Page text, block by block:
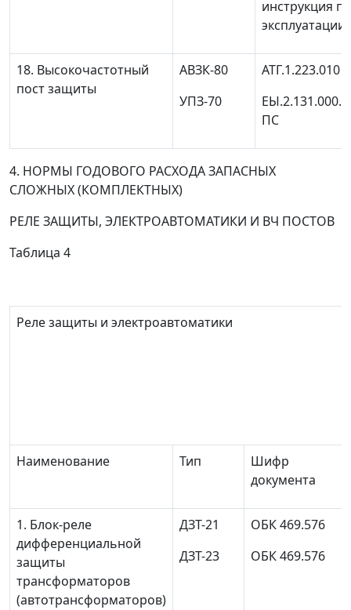
инструкция по
эксплуатации
18. Высокочастотный
пост защиты
АВЗК-80
УПЗ-70
АТГ.1.223.010
ПС
4. НОРМЫ ГОДОВОГО РАСХОДА ЗАПАСНЫХ
СЛОЖНЫХ (КОМПЛЕКТНЫХ)
РЕЛЕ ЗАЩИТЫ, ЭЛЕКТРОАВТОМАТИКИ И ВЧ ПОСТОВ
Таблица 4
Реле защиты и электроавтоматики
Наименование Тип
Шифр
документа
1. Блок-реле
дифференциальной
защиты
трансформаторов
(автотрансформаторов)
ДЗТ-21
ДЗТ-23
ОБК 469.576
ОБК 469.576